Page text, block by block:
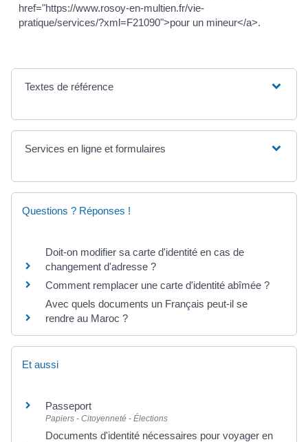
href="https://www.rosoy-en-multien.fr/vie-
pratique/services/?xml=F21090">pour un mineur</a>.
Textes de référence
Services en ligne et formulaires
Questions ? Réponses !
Doit-on modifier sa carte d'identité en cas de
changement d'adresse ?
Comment remplacer une carte d'identité abîmée ?
Avec quels documents un Français peut-il se
rendre au Maroc ?
Et aussi
Passeport
Papiers - Citoyenneté - Élections
Documents d'identité nécessaires pour voyager en